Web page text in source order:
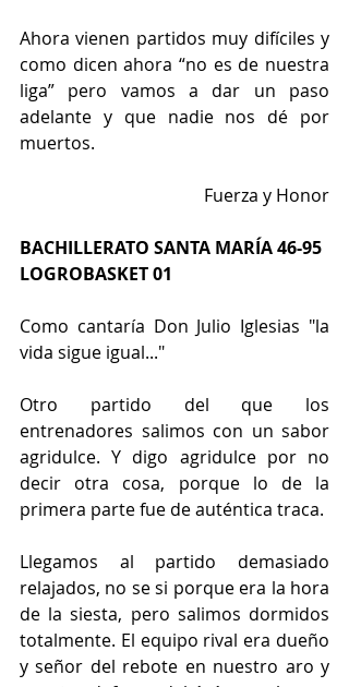
Ahora vienen partidos muy difíciles y
como dicen ahora “no es de nuestra
liga” pero vamos a dar un paso
adelante y que nadie nos dé por
muertos.
Fuerza y Honor
BACHILLERATO SANTA MARÍA 46-95
LOGROBASKET 01
Como cantaría Don Julio Iglesias "la
vida sigue igual..."
Otro partido del que los
entrenadores salimos con un sabor
agridulce. Y digo agridulce por no
decir otra cosa, porque lo de la
primera parte fue de auténtica traca.
Llegamos al partido demasiado
relajados, no se si porque era la hora
de la siesta, pero salimos dormidos
totalmente. El equipo rival era dueño
y señor del rebote en nuestro aro y